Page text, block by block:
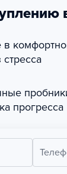
в
прогресса